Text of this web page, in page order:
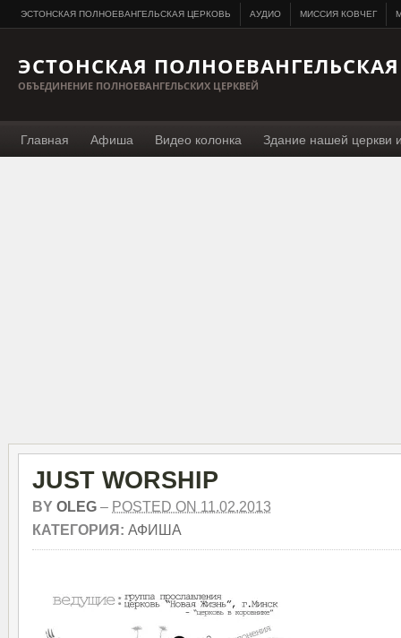
ЭСТОНСКАЯ ПОЛНОЕВАНГЕЛЬСКАЯ ЦЕРКОВЬ АУДИО МИССИЯ КОВЧЕГ
ЭСТОНСКАЯ
ОБЪЕДИНЕНИЕ ПОЛНОЕВАНГЕЛЬСКИХ ЦЕРКВЕЙ
Главная Афиша Видео колонка Здание нашей церкви
JUST WORSHIP
BY OLEG – POSTED ON 11.02.2013
КАТЕГОРИЯ: АФИША